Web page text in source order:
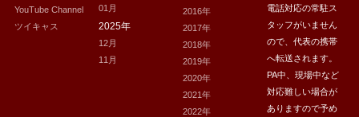
YouTube Channel
ツイキャス
01月
2025年
12月
11月
2016年
2017年
2018年
2019年
2020年
2021年
2022年
電話対応の常駐ス
タッフがいません
ので、代表の携帯
へ転送されます。
PA中、現場中など
対応難しい場合が
ありますので予め